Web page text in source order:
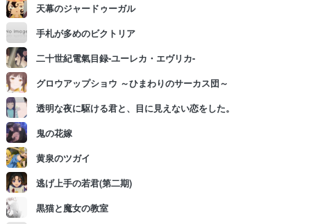
天幕のジャードゥーガル
手札が多めのビクトリア
二十世紀電氣目録-ユーレカ・エヴリカ-
グロウアップショウ ～ひまわりのサーカス団～
透明な夜に駆ける君と、目に見えない恋をした。
鬼の花嫁
黄泉のツガイ
逃げ上手の若君(第二期)
黒猫と魔女の教室